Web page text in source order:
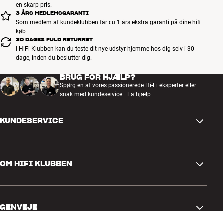
en skarp pris.
3 ÅRS MEDLEMSGARANTI
Som medlem af kundeklubben får du 1 års ekstra garanti på dine hifi
køb
30 DAGES FULD RETURRET
I HiFi Klubben kan du teste dit nye udstyr hjemme hos dig selv i 30
dage, inden du beslutter dig.
BRUG FOR HJÆLP?
Spørg en af vores passionerede Hi-Fi eksperter eller
snak med kundeservice.
Få hjælp
KUNDESERVICE
Retur og reklamation
Fortryd ordre
OM HIFI KLUBBEN
GENVEJE